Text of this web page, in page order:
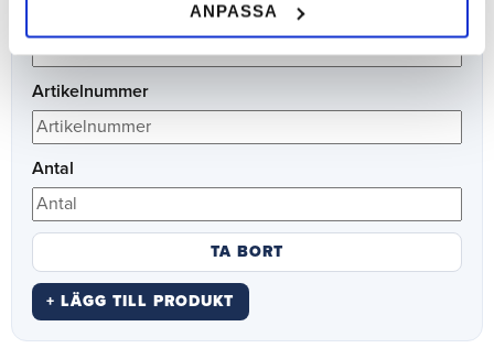
ANPASSA
Artikelnummer
Antal
TA BORT
+ LÄGG TILL PRODUKT